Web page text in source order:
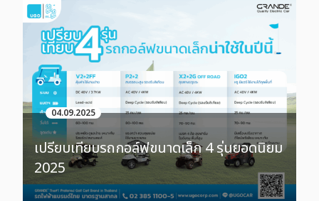
04.09.2025
เปรียบเทียบรถกอล์ฟขนาดเล็ก 4 รุ่นยอดนิยม
2025